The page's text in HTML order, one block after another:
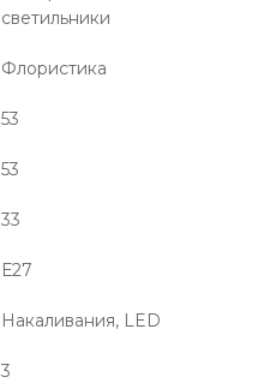
светильники
Флористика
53
53
33
Е27
Накаливания, LED
3